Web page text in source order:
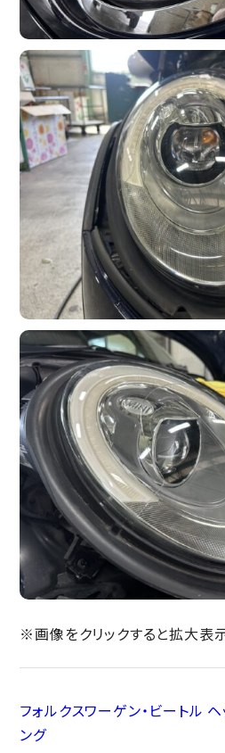
※画像をクリックすると拡大表
フォルクスワーゲン・ビートル
ング